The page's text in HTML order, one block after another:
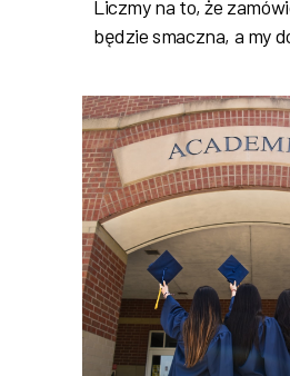
Liczmy na to, że
będzie smaczna, a my